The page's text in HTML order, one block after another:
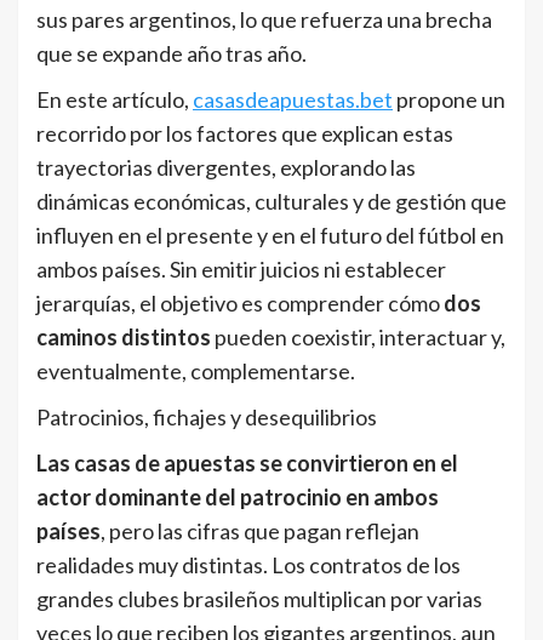
sus pares argentinos, lo que refuerza una brecha
que se expande año tras año.
En este artículo, casasdeapuestas.bet propone un
recorrido por los factores que explican estas
trayectorias divergentes, explorando las
dinámicas económicas, culturales y de gestión que
influyen en el presente y en el futuro del fútbol en
ambos países. Sin emitir juicios ni establecer
jerarquías, el objetivo es comprender cómodos
caminos distintos pueden coexistir, interactuar y,
eventualmente, complementarse.
Patrocinios, fichajes y desequilibrios
Las casas de apuestas se convirtieron en el
actor dominante del patrocinio en ambos
países, pero las cifras que pagan reflejan
realidades muy distintas. Los contratos de los
grandes clubes brasileños multiplican por varias
veces lo que reciben los gigantes argentinos, aun